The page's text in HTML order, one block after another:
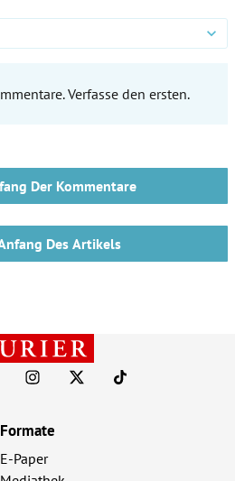
Formate
E-Paper